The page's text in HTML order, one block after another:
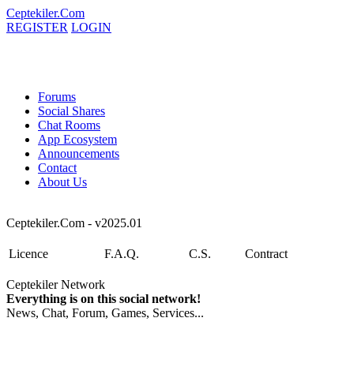
Ceptekiler.Com
REGISTER LOGIN
Forums
Social Shares
Chat Rooms
App Ecosystem
Announcements
Contact
About Us
Ceptekiler.Com - v2025.01
Licence F.A.Q. C.S. Contract
Ceptekiler Network
Everything is on this social network!
News, Chat, Forum, Games, Services...